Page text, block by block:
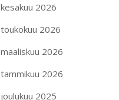
kesäkuu 2026
toukokuu 2026
maaliskuu 2026
tammikuu 2026
joulukuu 2025